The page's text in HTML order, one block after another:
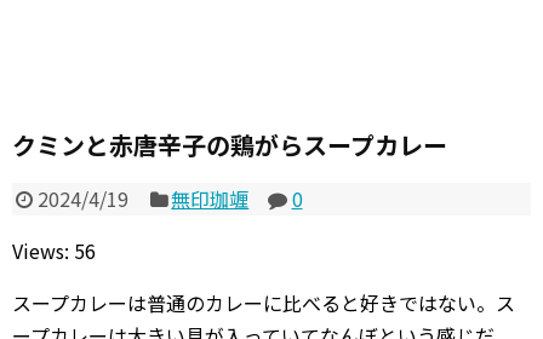
クミンと赤唐辛子の鶏がらスープカレー
2024/4/19 無印珈竰
0
Views: 56
スープカレーは普通のカレーに比べると好きではない。ス